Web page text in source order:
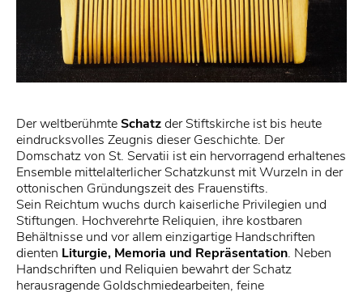
Der weltberühmteSchatzder Stiftskirche ist bis heute
eindrucksvolles Zeugnis dieser Geschichte. Der
Domschatz von St. Servatii ist ein hervorragend erhaltenes
Ensemble mittelalterlicher Schatzkunst mit Wurzeln in der
ottonischen Gründungszeit des Frauenstifts.
Sein Reichtum wuchs durch kaiserliche Privilegien und
Stiftungen. Hochverehrte Reliquien, ihre kostbaren
Behältnisse und vor allem einzigartige Handschriften
dienten Liturgie, Memoria und Repräsentation. Neben
Handschriften und Reliquien bewahrt der Schatz
herausragende Goldschmiedearbeiten, feine